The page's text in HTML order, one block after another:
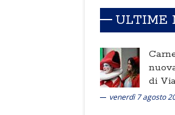
ULTIME
di
venerdì 7 agosto